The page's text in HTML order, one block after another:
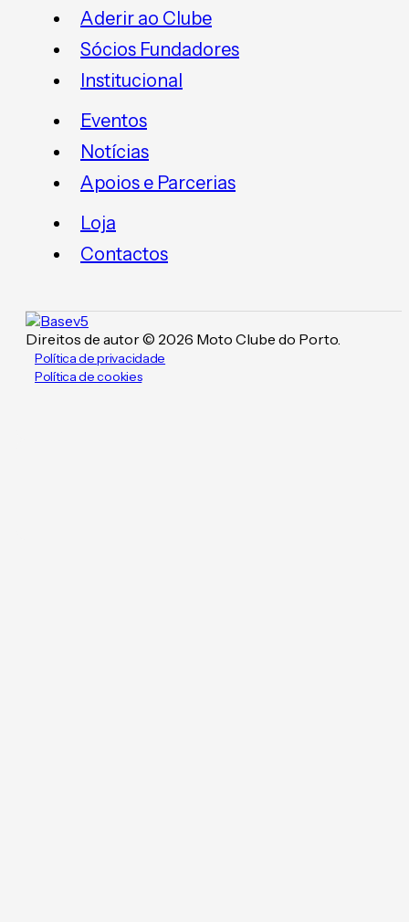
Aderir ao Clube
Sócios Fundadores
Institucional
Eventos
Notícias
Apoios e Parcerias
Loja
Contactos
Direitos de autor © 2026 Moto Clube do Porto.
Política de privacidade
Política de cookies